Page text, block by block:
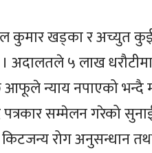
कुमार खड्का र अच्युत
अदालतले ५ लाख
न्याय नपाएको भन्दै
सम्मेलन गरेको
रोग अनुसन्धान